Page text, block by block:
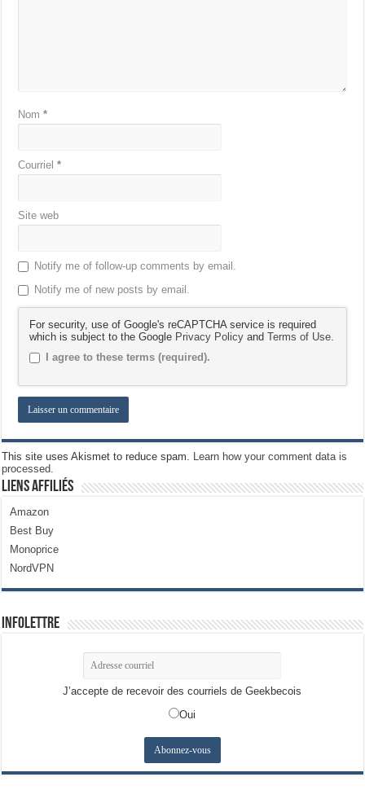
Nom*
Courriel*
Site web
Notify me of follow-up comments by email.
Notify me of new posts by email.
For security, use of Google's reCAPTCHA service is required
which is subject to the Google Privacy Policy andTerms of Use.
I agree to these terms (required).
This site uses Akismet to reduce spam. Learn how your comment data is
processed.
Liens Affiliés
Amazon
Best Buy
Monoprice
NordVPN
Infolettre
J’accepte de recevoir des courriels de Geekbecois
Oui